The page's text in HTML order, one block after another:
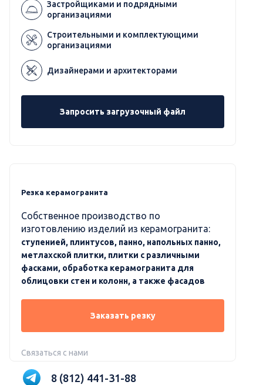
Застройщиками и подрядными
организациями
Строительными и комплектующими
организациями
Дизайнерами и архитекторами
Запросить загрузочный файл
Резка керамогранита
Собственное производство по
изготовлению изделий из керамогранита:
ступенией, плинтусов, панно, напольных панно,
метлахской плитки, плитки с различными
фасками, обработка керамогранита для
облицовки стен и колонн, а также фасадов
Заказать резку
Связаться с нами
8 (812) 441-31-88